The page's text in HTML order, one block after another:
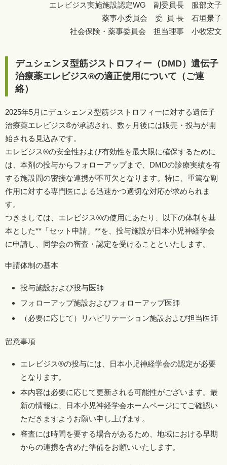
エレビジス実施施設認定WG 副委員長 服部文子
薬事小委員会 委 員 長 石垣景子
社会保険・薬事委員会 担当理事 小牧宏文
デュシェンヌ型筋ジストロフィー（DMD）遺伝子
治療薬エレビジス®の適正使用について（ご連
絡）
2025年5月にデュシェンヌ型筋ジストロフィーに対する遺伝子
治療薬エレビジス®が承認され、数ヶ月後には販売・投与が開
始される見込みです。
エレビジス®の安全性および有効性を最大限に確保するために
は、本剤の投与からフォローアップまで、DMDの診療実績を有
する施設間の密接な連携が不可欠となります。特に、重篤な副
作用に対する専門医による迅速かつ適切な対応が求められま
す。
つきましては、エレビジス®の使用にあたり、以下の体制を基
本とした**「セット申請」**を、投与施設が日本小児神経学会
に申請し、同学会の審査・認定を受けることといたします。
申請体制の基本
投与施設および投与医師
フォローアップ施設およびフォローアップ医師
（必要に応じて）リハビリテーション施設および担当医師
留意事項
エレビジス®の投与には、日本小児神経学会の認定が必要
となります。
本内容は必要に応じて更新される可能性がございます。最
新の情報は、日本小児神経学会ホームページにてご確認い
ただきますようお願い申し上げます。
審査には時間を要する場合があるため、地域における早期
からの連携を含めた準備をお願いいたします。